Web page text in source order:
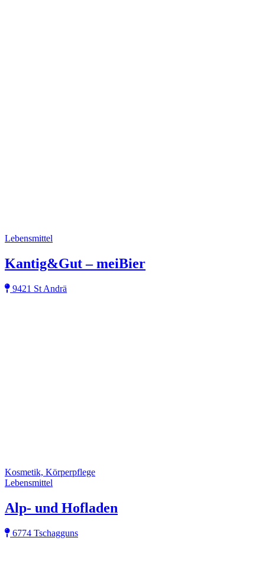
Lebensmittel
Kantig&Gut – meiBier
9421 St Andrä
Kosmetik, Körperpflege
Lebensmittel
Alp- und Hofladen
6774 Tschagguns